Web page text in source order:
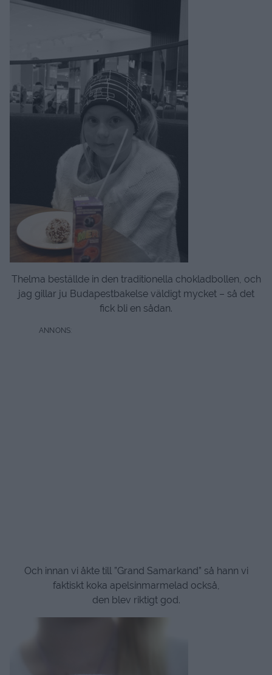
Thelma beställde in den traditionella chokladbollen, och
jag gillar ju Budapestbakelse väldigt mycket – så det
fick bli en sådan.
Och innan vi åkte till ”Grand Samarkand” så hann vi
faktiskt koka apelsinmarmelad också,
den blev riktigt god.